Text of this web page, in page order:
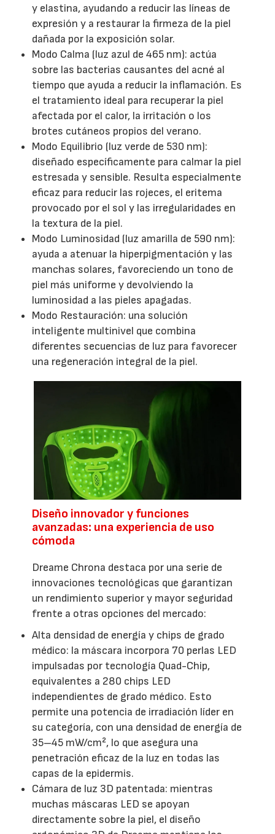
y elastina, ayudando a reducir las líneas de
expresión y a restaurar la firmeza de la piel
dañada por la exposición solar.
Modo Calma (luz azul de 465 nm): actúa
sobre las bacterias causantes del acné al
tiempo que ayuda a reducir la inflamación. Es
el tratamiento ideal para recuperar la piel
afectada por el calor, la irritación o los
brotes cutáneos propios del verano.
Modo Equilibrio (luz verde de 530 nm):
diseñado específicamente para calmar la piel
estresada y sensible. Resulta especialmente
eficaz para reducir las rojeces, el eritema
provocado por el sol y las irregularidades en
la textura de la piel.
Modo Luminosidad (luz amarilla de 590 nm):
ayuda a atenuar la hiperpigmentación y las
manchas solares, favoreciendo un tono de
piel más uniforme y devolviendo la
luminosidad a las pieles apagadas.
Modo Restauración: una solución
inteligente multinivel que combina
diferentes secuencias de luz para favorecer
una regeneración integral de la piel.
Diseño innovador y funciones
avanzadas: una experiencia de uso
cómoda
Dreame Chrona destaca por una serie de
innovaciones tecnológicas que garantizan
un rendimiento superior y mayor seguridad
frente a otras opciones del mercado:
Alta densidad de energía y chips de grado
médico: la máscara incorpora 70 perlas LED
impulsadas por tecnología Quad-Chip,
equivalentes a 280 chips LED
independientes de grado médico. Esto
permite una potencia de irradiación líder en
su categoría, con una densidad de energía de
35–45 mW/cm², lo que asegura una
penetración eficaz de la luz en todas las
capas de la epidermis.
Cámara de luz 3D patentada: mientras
muchas máscaras LED se apoyan
directamente sobre la piel, el diseño